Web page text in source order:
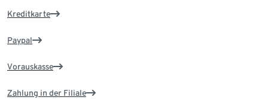
Kreditkarte
Paypal
Vorauskasse
Zahlung in der Filiale